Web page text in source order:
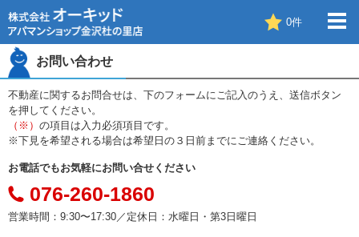
0件
お問い合わせ
不動産に関するお問合せは、下のフォームにご記入のうえ、送信ボタン
を押してください。
（※） の項目は入力必須項目です。
※下見を希望される場合は希望日の３日前までにご連絡ください。
お電話でもお気軽にお問い合せください
076-260-1860
営業時間：9:30〜17:30／定休日：水曜日・第3日曜日